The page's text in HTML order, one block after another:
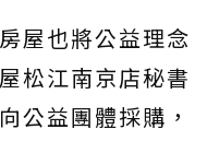
屋也將公益理念
松江南京店秘書
公益團體採購，